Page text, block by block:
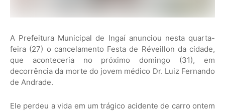
A Prefeitura Municipal de Ingaí anunciou nesta quarta-
feira (27) o cancelamento Festa de Réveillon da cidade,
que aconteceria no próximo domingo (31), em
decorrência da morte do jovem médico Dr. Luiz Fernando
de Andrade.
Ele perdeu a vida em um trágico acidente de carro ontem